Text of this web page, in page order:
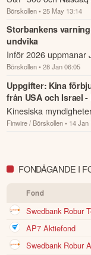
Goldman Sachs
trade" och för
Börskollen • 25 May 13:14
Storbankens
undvika
Inför 2026 uppmanar
amerikanska aktier,
börsutveckling.
Börskollen • 28 Jan 06:05
Uppgifter: Kina
från USA och Israel -
Kinesiska
företag att sluta
från ett tiotal bolag i
Finwire / Börskollen • 14 Jan
FONDÄGANDE I
Fond
Swedbank Robur
AP7 Aktiefond
Swedbank Robur